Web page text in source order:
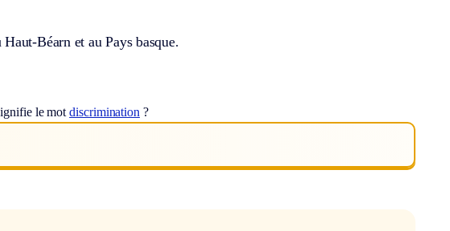
Béarn et au Pays basque.
le motdiscrimination ?